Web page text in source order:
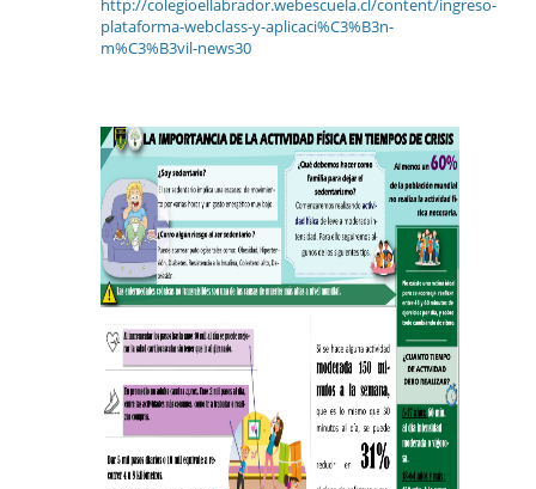
http://colegioellabrador.webescuela.cl/content/ingreso-
plataforma-webclass-y-aplicaci%C3%B3n-
m%C3%B3vil-news30